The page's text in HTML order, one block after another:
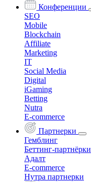
Конференции
SEO
Mobile
Blockchain
Affiliate
Marketing
IT
Social Media
Digital
iGaming
Betting
Nutra
E-commerce
Партнерки
Гемблинг
Беттинг-партнёрки
Адалт
E-commerce
Нутра партнерки